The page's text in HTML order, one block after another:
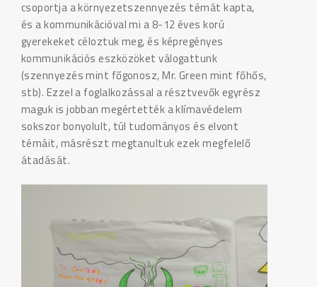
csoportja a környezetszennyezés témát kapta,
és a kommunikációval mi a 8-12 éves korú
gyerekeket céloztuk meg, és képregényes
kommunikációs eszközöket válogattunk
(szennyezés mint főgonosz, Mr. Green mint főhős,
stb). Ezzel a foglalkozással a résztvevők egyrész
maguk is jobban megértették a klímavédelem
sokszor bonyolult, túl tudományos és elvont
témáit, másrészt megtanultuk ezek megfelelő
átadását.